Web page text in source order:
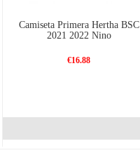
Camiseta Primera Hertha BSC
2021 2022 Nino
€16.88